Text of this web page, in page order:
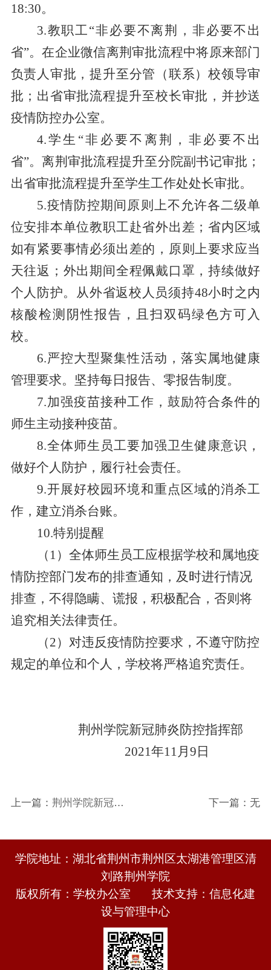
18:30。
3.教职工“非必要不离荆，非必要不出
省”。在企业微信离荆审批流程中将原来部门
负责人审批，提升至分管（联系）校领导审
批；出省审批流程提升至校长审批，并抄送
疫情防控办公室。
4.学生“非必要不离荆，非必要不出
省”。离荆审批流程提升至分院副书记审批；
出省审批流程提升至学生工作处处长审批。
5.疫情防控期间原则上不允许各二级单
位安排本单位教职工赴省外出差；省内区域
如有紧要事情必须出差的，原则上要求应当
天往返；外出期间全程佩戴口罩，持续做好
个人防护。从外省返校人员须持48小时之内
核酸检测阴性报告，且扫双码绿色方可入
校。
6.严控大型聚集性活动，落实属地健康
管理要求。 坚持每日报告、零报告制度。
7.加强疫苗接种工作，鼓励符合条件的
师生主动接种疫苗。
8.全体师生员工要加强卫生健康意识，
做好个人防护，履行社会责任。
9.开展好校园环境和重点区域的消杀工
作， 建立消杀台账。
10.特别提醒
（ 1）全体师生员工应根据学校和属地疫
情防控部门发布的排查通知，及时进行情况
排查，不得隐瞒、谎报，积极配合，否则将
追究相关法律责任。
（2）对违反疫情防控要求，不遵守防控
规定的单位和个人，学校将严格追究责任。
荆州学院新冠肺炎防控指挥部
2021年1 1 月9 日
上一篇： 荆州学院新冠肺
下一篇：无
学院地址：湖北省荆州市荆州区太湖港管理区清
刘路荆州学院
版权所有：学校办公室 技术支持：信息化建
设与管理中心